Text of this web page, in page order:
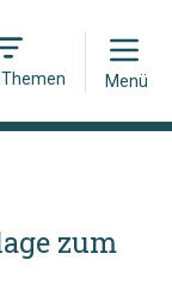
Open
Menü
zum